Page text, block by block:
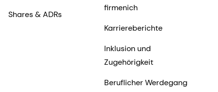
Shares & ADRs
firmenich
Karriereberichte
Inklusion und
Zugehörigkeit
Beruflicher Werdegang